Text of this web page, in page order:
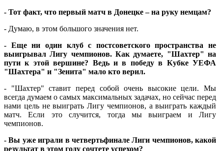
- Тот факт, что первый матч в Донецке – на руку немцам?
- Думаю, в этом большого значения нет.
- Еще ни один клуб с постсоветского пространства не
выигрывал Лигу чемпионов. Как думаете, "Шахтер" на
пути к этой вершине? Ведь и в победу в Кубке УЕФА
"Шахтера" и "Зенита" мало кто верил.
- "Шахтер" ставит перед собой очень высокие цели. Мы
всегда думаем о самых максимальных задачах, но сейчас перед
нами цель не выиграть Лигу чемпионов, а выиграть каждый
матч. Если это случится, тогда мы выиграем и Лигу
чемпионов.
- Вы уже играли в четвертьфинале Лиги чемпионов, какой
результат в этом году сочтете успехом?